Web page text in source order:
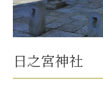
日之宮神社